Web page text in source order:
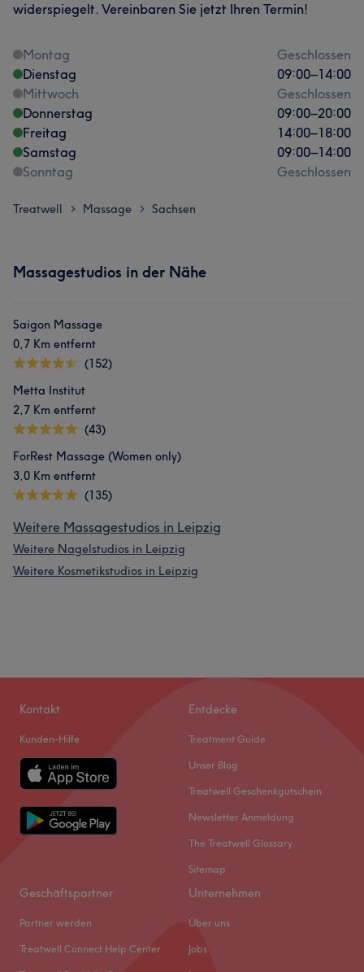
widerspiegelt. Vereinbaren Sie jetzt Ihren Termin!
Montag
Geschlossen
Dienstag
09:00–14:00
Mittwoch
Geschlossen
Donnerstag
09:00–20:00
Freitag
14:00–18:00
Samstag
09:00–14:00
Sonntag
Geschlossen
Treatwell > Massage > Sachsen
Massagestudios in der Nähe
Saigon Massage
0,7 Km entfernt
(152)
Metta Institut
2,7 Km entfernt
(43)
ForRest Massage (Women only)
3,0 Km entfernt
(135)
Weitere Massagestudios in Leipzig
Weitere Nagelstudios in Leipzig
Weitere Kosmetikstudios in Leipzig
Kontakt
Kunden-Hilfe
Entdecke
Treatment Guide
Unser Blog
Treatwell Geschenkgutschein
Newsletter Anmeldung
The Treatwell Glossary
Sitemap
Geschäftspartner
Partner werden
Treatwell Connect Help Center
Unternehmen
Über uns
Jobs